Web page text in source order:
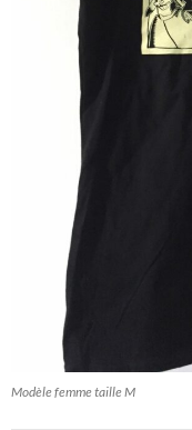
Modèle femme taille M